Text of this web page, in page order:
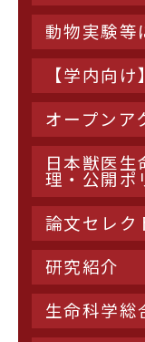
動物実験等
【学内向
オープンア
日本獣医生
理・公開ポ
論文セレク
研究紹介
生命科学総